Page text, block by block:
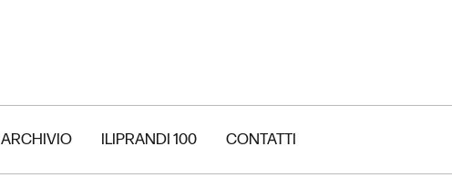
ARCHIVIO ILIPRANDI 100 CONTATTI